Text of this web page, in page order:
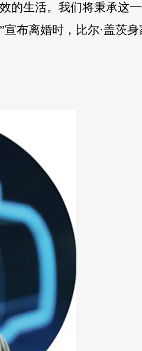
的生活。我们将秉承这
布离婚时，比尔·盖茨身